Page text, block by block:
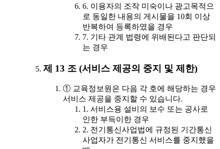
6. 이용자의 조작 미숙이나 광고목적으
로 동일한 내용의 게시물을 10회 이상
반복하여 등록하였을 경우
7. 기타 관계 법령에 위배된다고 판단되
는 경우
제 13 조 (서비스 제공의 중지 및 제한)
① 교육정보원은 다음 각 호에 해당하는 경우
서비스 제공을 중지할 수 있습니다.
1. 서비스용 설비의 보수 또는 공사로
인한 부득이한 경우
2. 전기통신사업법에 규정된 기간통신
사업자가 전기통신 서비스를 중지했을